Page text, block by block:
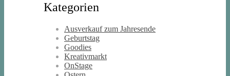
Kategorien
Ausverkauf zum Jahresende
Geburtstag
Goodies
Kreativmarkt
OnStage